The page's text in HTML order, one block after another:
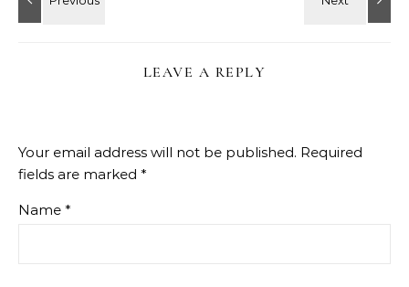
LEAVE A REPLY
Your email address will not be published. Required
fields are marked *
Name *